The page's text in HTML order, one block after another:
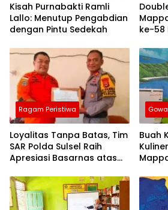
Kisah Purnabakti Ramli
Lallo: Menutup Pengabdian
dengan Pintu Sedekah
ke-58
Ragam Peristiwa
Loyalitas Tanpa Batas, Tim
SAR Polda Sulsel Raih
Apresiasi Basarnas atas
Gowa
Buah
Gowa